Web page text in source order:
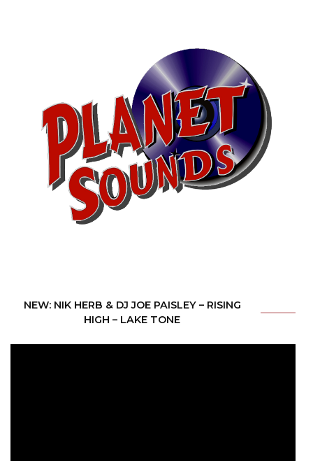
NEW: NIK HERB & DJ JOE PAISLEY – RISING
HIGH – LAKE TONE